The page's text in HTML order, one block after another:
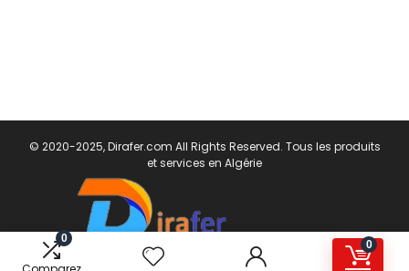
0
0
© 2020-2025, Dirafer.com All Rights Reserved. Tous les produits
et services en Algérie